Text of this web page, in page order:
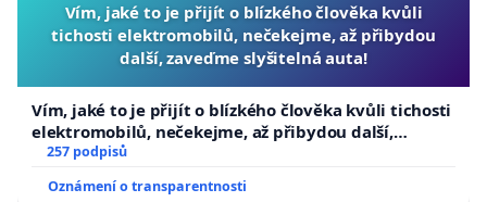
Vím, jaké to je přijít o blízkého člověka kvůli
tichosti elektromobilů, nečekejme, až přibydou
další, zaveďme slyšitelná auta!
Vím, jaké to je přijít o blízkého člověka kvůli tichosti
elektromobilů, nečekejme, až přibydou další,
zaveďme slyšitelná auta!
257 podpisů
Oznámení o transparentnosti